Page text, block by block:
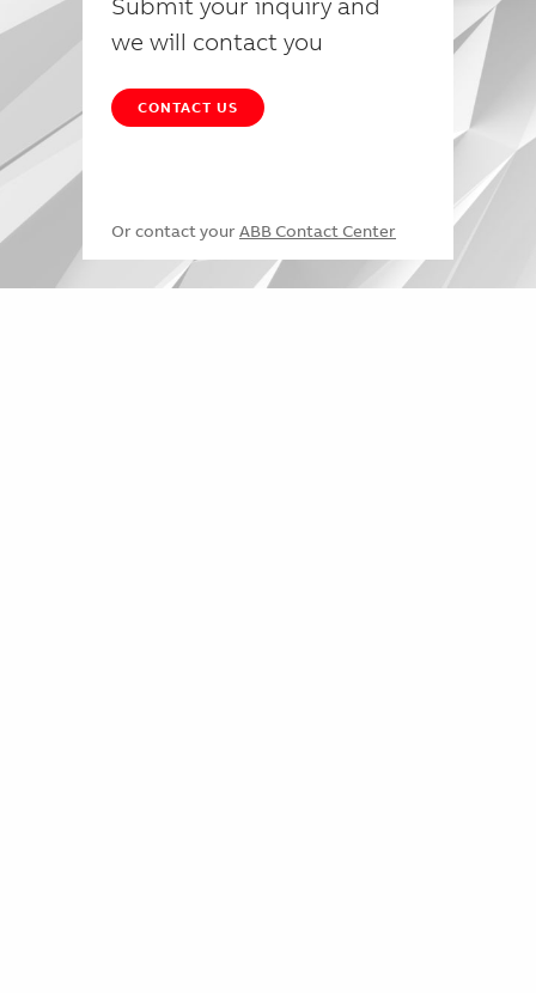
we will contact you
CONTACT US
Or contact your ABB Contact Center